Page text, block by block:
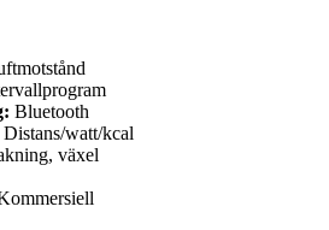
Bluetooth
Distans/watt/kcal
växel